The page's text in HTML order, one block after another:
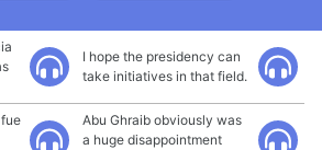
I hope the presidency can
take initiatives in that field.
Abu Ghraib obviously was
a huge disappointment